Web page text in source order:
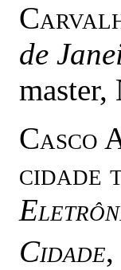
de
Casco
cidade
Cidade